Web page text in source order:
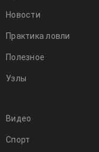
Новости
Практика ловли
Полезное
Узлы
Видео
Спорт